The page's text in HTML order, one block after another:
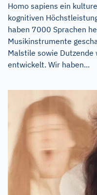
Homo sapiens ein
kognitiven
haben 7000 Sprachen
Musikinstrumente
Malstile sowie
entwickelt. Wir haben...